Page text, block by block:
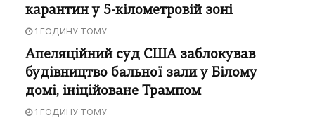
карантин у 5-кілометровій зоні
1 ГОДИНУ ТОМУ
Апеляційний суд США заблокував
будівництво бальної зали у Білому
домі, ініційоване Трампом
1 ГОДИНУ ТОМУ